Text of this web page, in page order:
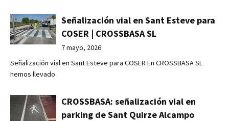
Señalización vial en Sant Esteve para
COSER | CROSSBASA SL
7 mayo, 2026
Señalización vial en Sant Esteve para COSER En CROSSBASA SL
hemos llevado
CROSSBASA: señalización vial en
parking de Sant Quirze Alcampo